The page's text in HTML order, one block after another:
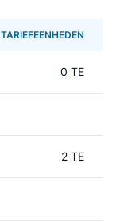
TARIEFEENHEDEN
0 TE
2 TE